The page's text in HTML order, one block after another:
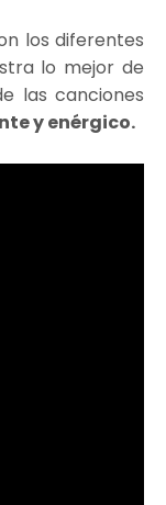
los diferentes
lo mejor de
las canciones
y enérgico.